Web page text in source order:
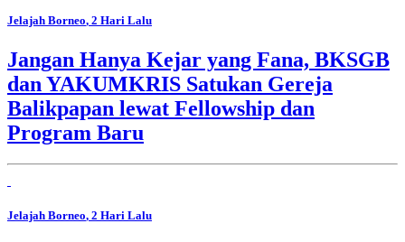
Jelajah Borneo, 2 Hari Lalu
Jangan Hanya Kejar yang Fana, BKSGB
dan YAKUMKRIS Satukan Gereja
Balikpapan lewat Fellowship dan
Program Baru
Jelajah Borneo, 2 Hari Lalu